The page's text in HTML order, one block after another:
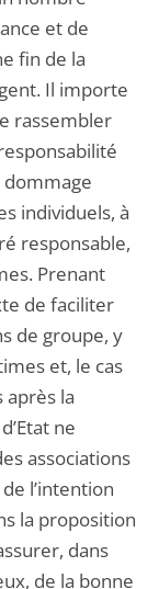
et de
fin de la
Il importe
rassembler
dommage
individuels, à
responsable,
Prenant
de faciliter
de groupe, y
et, le cas
après la
ne
associations
l’intention
la proposition
dans
de la bonne